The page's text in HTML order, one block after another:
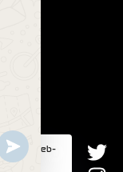
Ihr Web-
SEND
WHATSAPP
MESSAGE